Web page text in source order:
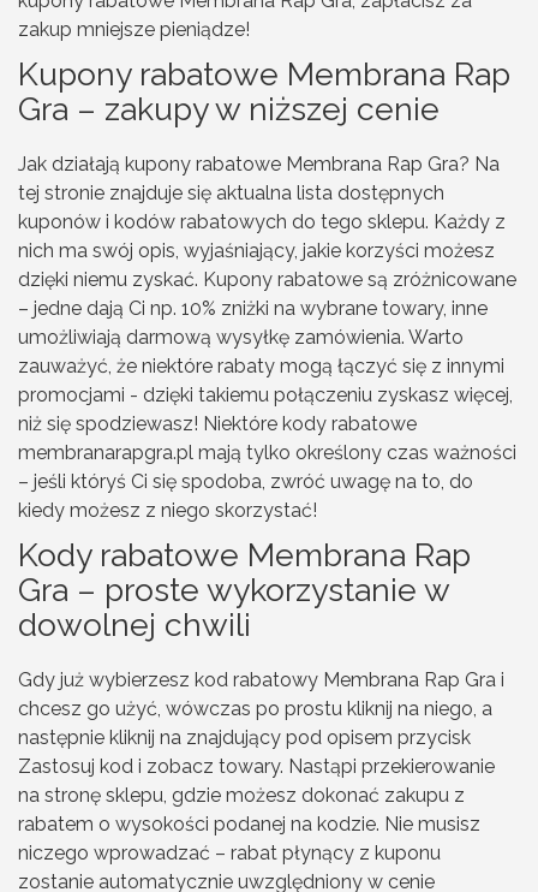
zakup mniejsze pieniądze!
Kupony rabatowe Membrana Rap
Gra – zakupy w niższej cenie
Jak działają kupony rabatowe Membrana Rap Gra? Na
tej stronie znajduje się aktualna lista dostępnych
kuponów i kodów rabatowych do tego sklepu. Każdy z
nich ma swój opis, wyjaśniający, jakie korzyści możesz
dzięki niemu zyskać. Kupony rabatowe są zróżnicowane
– jedne dają Ci np. 10% zniżki na wybrane towary, inne
umożliwiają darmową wysyłkę zamówienia. Warto
zauważyć, że niektóre rabaty mogą łączyć się z innymi
promocjami - dzięki takiemu połączeniu zyskasz więcej,
niż się spodziewasz! Niektóre kody rabatowe
membranarapgra.pl mają tylko określony czas ważności
– jeśli któryś Ci się spodoba, zwróć uwagę na to, do
kiedy możesz z niego skorzystać!
Kody rabatowe Membrana Rap
Gra – proste wykorzystanie w
dowolnej chwili
Gdy już wybierzesz kod rabatowy Membrana Rap Gra i
chcesz go użyć, wówczas po prostu kliknij na niego, a
następnie kliknij na znajdujący pod opisem przycisk
Zastosuj kod i zobacz towary. Nastąpi przekierowanie
na stronę sklepu, gdzie możesz dokonać zakupu z
rabatem o wysokości podanej na kodzie. Nie musisz
niczego wprowadzać – rabat płynący z kuponu
zostanie automatycznie uwzględniony w cenie